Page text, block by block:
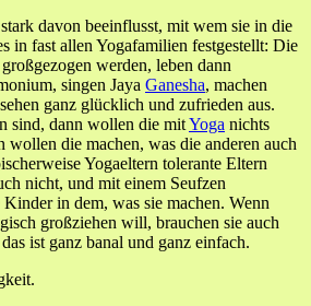
davon beeinflusst, mit wem sie in die
in fast allen Yogafamilien festgestellt: Die
werden, leben dann
singen Jaya Ganesha, machen
ganz glücklich und zufrieden aus.
sind, dann wollen die mitYoga nichts
wollen die machen, was die anderen auch
Yogaeltern tolerante Eltern
nicht, und mit einem Seufzen
in dem, was sie machen. Wenn
großziehen will, brauchen sie auch
ist ganz banal und ganz einfach.